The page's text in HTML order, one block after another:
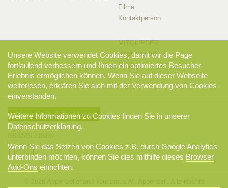
Filme
Kontaktperson
Mitglieder-Info
Mitglieder-Login
Newsletter-Anmeldung
Unsere Website verwendet Cookies, damit wir die Page
fortlaufend verbessern und Ihnen ein optimiertes Besucher-
Erlebnis ermöglichen können. Wenn Sie auf dieser Webseite
weiterlesen, erklären Sie sich mit der Verwendung von Cookies
einverstanden.
Weitere Informationen zu Cookies finden Sie in unserer
Datenschutzerklärung.
Wenn Sie das Setzen von Cookies z.B. durch Google Analytics
unterbinden möchten, können Sie dies mithilfe dieses Browser
Add-Ons einrichten.